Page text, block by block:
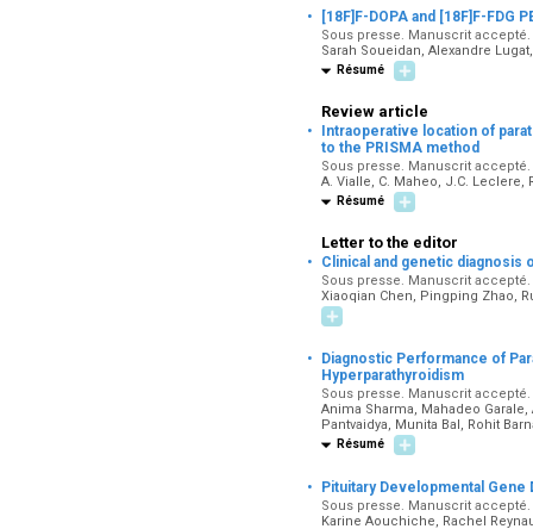
· [18F]F-DOPA and [18F]F-
Sous presse. Manuscrit
Sarah Soueidan, Alexandre
Résumé
Review article
·
Intraoperative location of
to the PRISMA method
Sous presse. Manuscrit
A. Vialle, C. Maheo, J.C. Leclere,
Résumé
Letter to the editor
· Clinical and genetic diagnosis
Sous presse. Manuscrit
Xiaoqian Chen, Pingping Zhao,
·
Diagnostic Performance of
Hyperparathyroidism
Sous presse. Manuscrit
Anima Sharma, Mahadeo
Pantvaidya, Munita Bal, Rohit
Résumé
· Pituitary Developmental
Sous presse. Manuscrit
Karine Aouchiche, Rachel